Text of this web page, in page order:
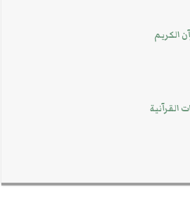
الكريم
القرآنية